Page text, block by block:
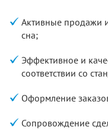
Активные продажи
сна;
Эффективное и
соответствии со
Оформление
Сопровождение